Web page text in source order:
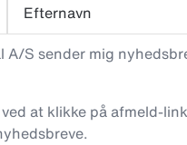
Efternavn
A/S sender mig
at klikke på afmeld-